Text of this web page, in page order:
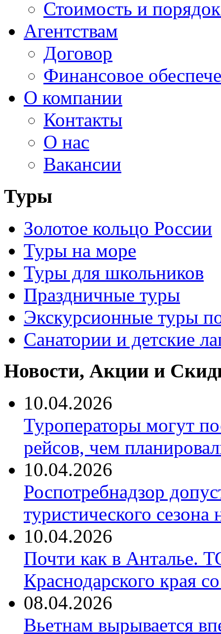
Стоимость и
Агентствам
Договор
Финансовое
О компании
Контакты
О нас
Вакансии
Туры
Золотое кольцо России
Туры на море
Туры для школьников
Праздничные туры
Экскурсионные туры
Санатории и детские
Новости, Акции и
10.04.2026
Туроператоры могут
рейсов, чем
10.04.2026
Роспотребнадзор
туристического
10.04.2026
Почти как в Анталье.
Краснодарского края
08.04.2026
Вьетнам вырывается